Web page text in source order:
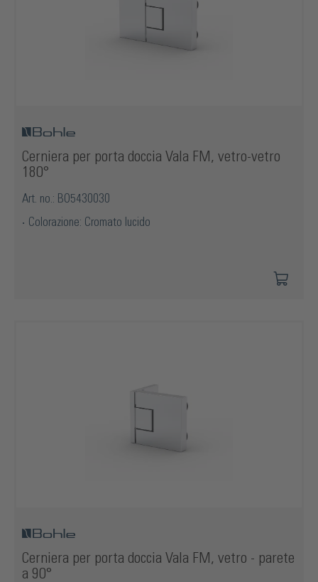
Cerniera per porta doccia Vala FM, vetro-vetro
180°
Art. no.: BO5430030
Colorazione: Cromato lucido
Cerniera per porta doccia Vala FM, vetro - parete
a 90°